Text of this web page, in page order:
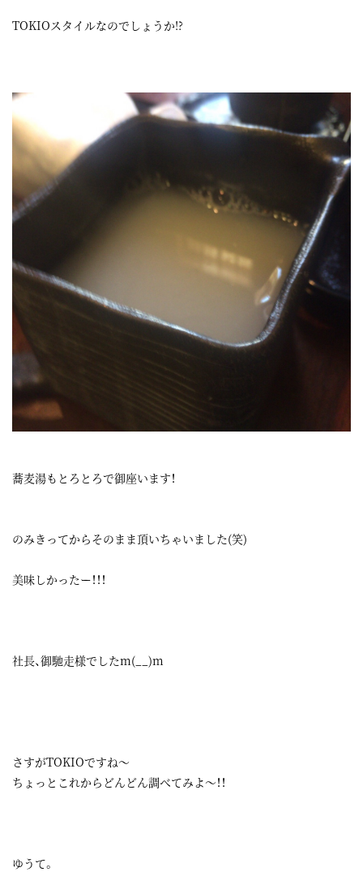
TOKIOスタイルなのでしょうか!?
蕎麦湯もとろとろで御座います！
のみきってからそのまま頂いちゃいました(笑)
美味しかったー！！！
社長、御馳走様でしたm(__)m
さすがTOKIOですね～
ちょっとこれからどんどん調べてみよ～！！
ゆうて。